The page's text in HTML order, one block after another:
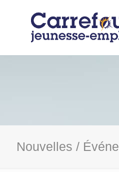
Nouvelles /